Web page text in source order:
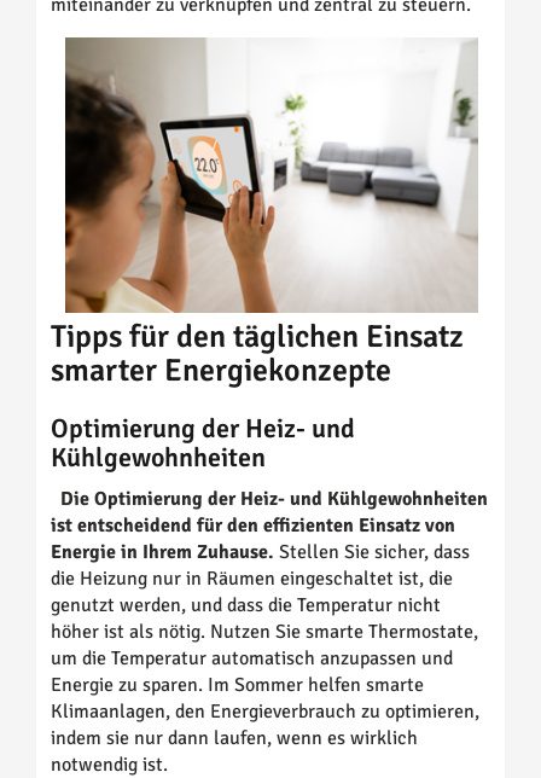
miteinander zu verknüpfen und zentral zu steuern.
Tipps für den täglichen Einsatz
smarter Energiekonzepte
Optimierung der Heiz- und
Kühlgewohnheiten
Die Optimierung der Heiz- und Kühlgewohnheiten
ist entscheidend für den effizienten Einsatz von
Energie in Ihrem Zuhause. Stellen Sie sicher, dass
die Heizung nur in Räumen eingeschaltet ist, die
genutzt werden, und dass die Temperatur nicht
höher ist als nötig. Nutzen Sie smarte Thermostate,
um die Temperatur automatisch anzupassen und
Energie zu sparen. Im Sommer helfen smarte
Klimaanlagen, den Energieverbrauch zu optimieren,
indem sie nur dann laufen, wenn es wirklich
notwendig ist.